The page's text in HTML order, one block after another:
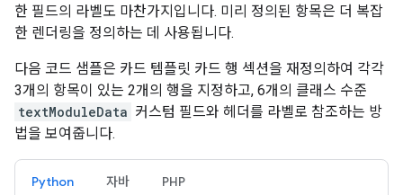
한 필드의 라벨도 마찬가지입니다. 미리 정의된 항목은 더 복잡
한 렌더링을 정의하는 데 사용됩니다.
다음 코드 샘플은 카드 템플릿 카드 행 섹션을 재정의하여 각각
3개의 항목이 있는 2개의 행을 지정하고, 6개의 클래스 수준
textModuleData 커스텀 필드와 헤더를 라벨로 참조하는 방
법을 보여줍니다.
Python 자바 PHP